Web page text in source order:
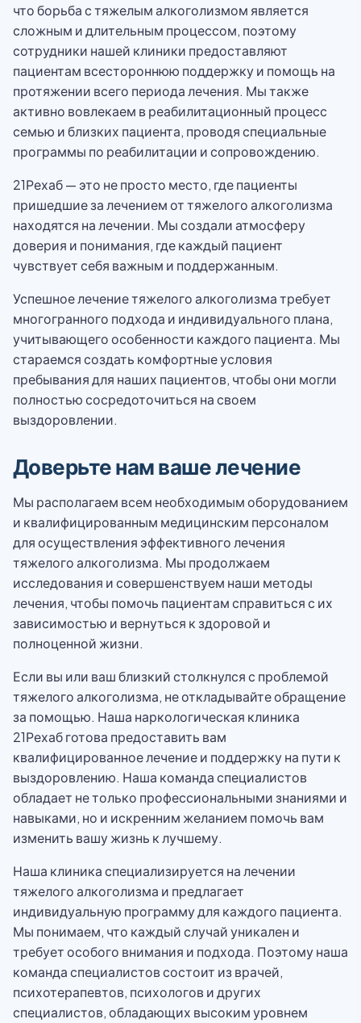
что борьба с тяжелым алкоголизмом является
сложным и длительным процессом, поэтому
сотрудники нашей клиники предоставляют
пациентам всестороннюю поддержку и помощь на
протяжении всего периода лечения. Мы также
активно вовлекаем в реабилитационный процесс
семью и близких пациента, проводя специальные
программы по реабилитации и сопровождению.
21Рехаб — это не просто место, где пациенты
пришедшие за лечением от тяжелого алкоголизма
находятся на лечении. Мы создали атмосферу
доверия и понимания, где каждый пациент
чувствует себя важным и поддержанным.
Успешное лечение тяжелого алкоголизма требует
многогранного подхода и индивидуального плана,
учитывающего особенности каждого пациента. Мы
стараемся создать комфортные условия
пребывания для наших пациентов, чтобы они могли
полностью сосредоточиться на своем
выздоровлении.
Доверьте нам ваше лечение
Мы располагаем всем необходимым оборудованием
и квалифицированным медицинским персоналом
для осуществления эффективного лечения
тяжелого алкоголизма. Мы продолжаем
исследования и совершенствуем наши методы
лечения, чтобы помочь пациентам справиться с их
зависимостью и вернуться к здоровой и
полноценной жизни.
Если вы или ваш близкий столкнулся с проблемой
тяжелого алкоголизма, не откладывайте обращение
за помощью. Наша наркологическая клиника
21Рехаб готова предоставить вам
квалифицированное лечение и поддержку на пути к
выздоровлению. Наша команда специалистов
обладает не только профессиональными знаниями и
навыками, но и искренним желанием помочь вам
изменить вашу жизнь к лучшему.
Наша клиника специализируется на лечении
тяжелого алкоголизма и предлагает
индивидуальную программу для каждого пациента.
Мы понимаем, что каждый случай уникален и
требует особого внимания и подхода. Поэтому наша
команда специалистов состоит из врачей,
психотерапевтов, психологов и других
специалистов, обладающих высоким уровнем